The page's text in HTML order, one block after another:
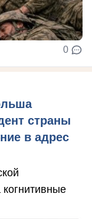
0
страны
в адрес